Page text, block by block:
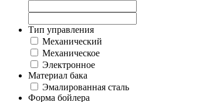
Тип управления
Механический
Механическое
Электронное
Материал бака
Эмалированная сталь
Форма бойлера